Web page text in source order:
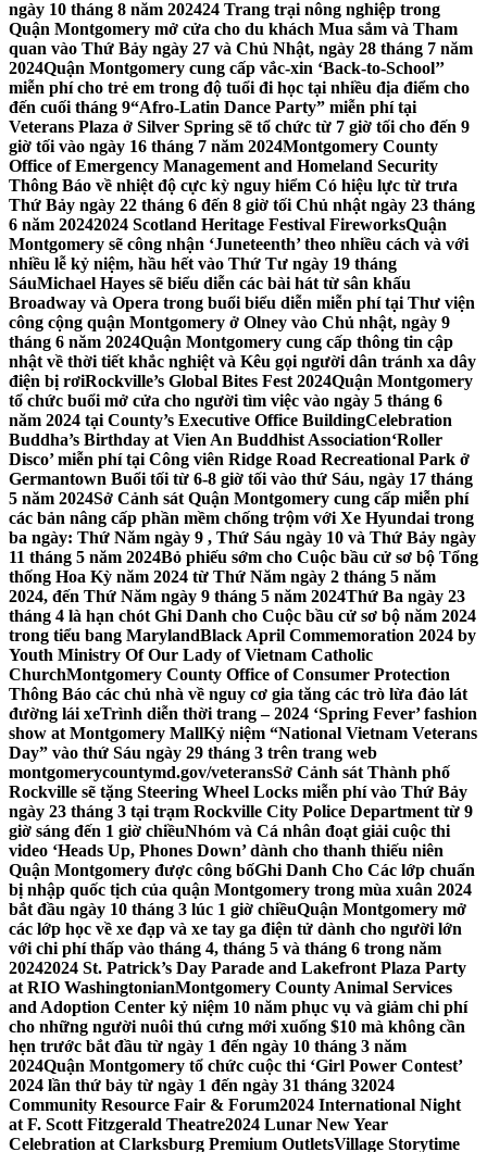
ngày 10 tháng 8 năm 202424 Trang trại nông nghiệp trong
Quận Montgomery mở cửa cho du khách Mua sắm và Tham
quan vào Thứ Bảy ngày 27 và Chủ Nhật, ngày 28 tháng 7 năm
2024Quận Montgomery cung cấp vắc-xin ‘Back-to-School’’
miễn phí cho trẻ em trong độ tuổi đi học tại nhiều địa điểm cho
đến cuối tháng 9“Afro-Latin Dance Party” miễn phí tại
Veterans Plaza ở Silver Spring sẽ tổ chức từ 7 giờ tối cho đến 9
giờ tối vào ngày 16 tháng 7 năm 2024Montgomery County
Office of Emergency Management and Homeland Security
Thông Báo về nhiệt độ cực kỳ nguy hiểm Có hiệu lực từ trưa
Thứ Bảy ngày 22 tháng 6 đến 8 giờ tối Chủ nhật ngày 23 tháng
6 năm 20242024 Scotland Heritage Festival FireworksQuận
Montgomery sẽ công nhận ‘Juneteenth’ theo nhiều cách và với
nhiều lễ kỷ niệm, hầu hết vào Thứ Tư ngày 19 tháng
SáuMichael Hayes sẽ biểu diễn các bài hát từ sân khấu
Broadway và Opera trong buổi biểu diễn miễn phí tại Thư viện
công cộng quận Montgomery ở Olney vào Chủ nhật, ngày 9
tháng 6 năm 2024Quận Montgomery cung cấp thông tin cập
nhật về thời tiết khắc nghiệt và Kêu gọi người dân tránh xa dây
điện bị rơiRockville’s Global Bites Fest 2024Quận Montgomery
tổ chức buổi mở cửa cho người tìm việc vào ngày 5 tháng 6
năm 2024 tại County’s Executive Office BuildingCelebration
Buddha’s Birthday at Vien An Buddhist Association‘Roller
Disco’ miễn phí tại Công viên Ridge Road Recreational Park ở
Germantown Buổi tối từ 6-8 giờ tối vào thứ Sáu, ngày 17 tháng
5 năm 2024Sở Cảnh sát Quận Montgomery cung cấp miễn phí
các bản nâng cấp phần mềm chống trộm với Xe Hyundai trong
ba ngày: Thứ Năm ngày 9 , Thứ Sáu ngày 10 và Thứ Bảy ngày
11 tháng 5 năm 2024Bỏ phiếu sớm cho Cuộc bầu cử sơ bộ Tổng
thống Hoa Kỳ năm 2024 từ Thứ Năm ngày 2 tháng 5 năm
2024, đến Thứ Năm ngày 9 tháng 5 năm 2024Thứ Ba ngày 23
tháng 4 là hạn chót Ghi Danh cho Cuộc bầu cử sơ bộ năm 2024
trong tiểu bang MarylandBlack April Commemoration 2024 by
Youth Ministry Of Our Lady of Vietnam Catholic
ChurchMontgomery County Office of Consumer Protection
Thông Báo các chủ nhà về nguy cơ gia tăng các trò lừa đảo lát
đường lái xeTrình diễn thời trang – 2024 ‘Spring Fever’ fashion
show at Montgomery MallKỷ niệm “National Vietnam Veterans
Day” vào thứ Sáu ngày 29 tháng 3 trên trang web
montgomerycountymd.gov/veteransSở Cảnh sát Thành phố
Rockville sẽ tặng Steering Wheel Locks miễn phí vào Thứ Bảy
ngày 23 tháng 3 tại trạm Rockville City Police Department từ 9
giờ sáng đến 1 giờ chiềuNhóm và Cá nhân đoạt giải cuộc thi
video ‘Heads Up, Phones Down’ dành cho thanh thiếu niên
Quận Montgomery được công bốGhi Danh Cho Các lớp chuẩn
bị nhập quốc tịch của quận Montgomery trong mùa xuân 2024
bắt đầu ngày 10 tháng 3 lúc 1 giờ chiềuQuận Montgomery mở
các lớp học về xe đạp và xe tay ga điện tử dành cho người lớn
với chi phí thấp vào tháng 4, tháng 5 và tháng 6 trong năm
20242024 St. Patrick’s Day Parade and Lakefront Plaza Party
at RIO WashingtonianMontgomery County Animal Services
and Adoption Center kỷ niệm 10 năm phục vụ và giảm chi phí
cho những người nuôi thú cưng mới xuống $10 mà không cần
hẹn trước bắt đầu từ ngày 1 đến ngày 10 tháng 3 năm
2024Quận Montgomery tổ chức cuộc thi ‘Girl Power Contest’
2024 lần thứ bảy từ ngày 1 đến ngày 31 tháng 32024
Community Resource Fair & Forum2024 International Night
at F. Scott Fitzgerald Theatre2024 Lunar New Year
Celebration at Clarksburg Premium OutletsVillage Storytime